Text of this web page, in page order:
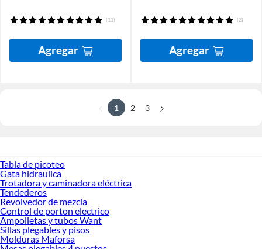
(11)
Agregar
(2)
Agregar
1 2 3
Tabla de picoteo
Gata hidraulica
Trotadora y caminadora eléctrica
Tendederos
Revolvedor de mezcla
Control de porton electrico
Ampolletas y tubos Want
Sillas plegables y pisos
Molduras Maforsa